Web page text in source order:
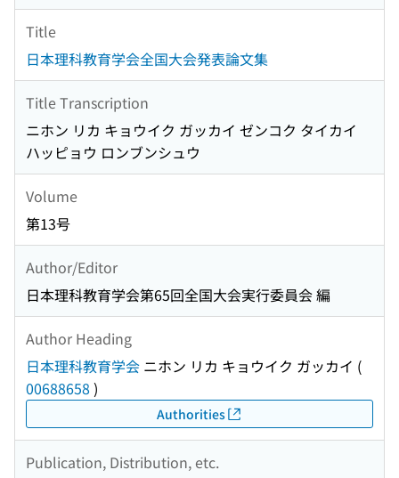
Title
日本理科教育学会全国大会発表論文集
Title Transcription
ニホン リカ キョウイク ガッカイ ゼンコク タイカイ
ハッピョウ ロンブンシュウ
Volume
第13号
Author/Editor
日本理科教育学会第65回全国大会実行委員会 編
Author Heading
日本理科教育学会 ニホン リカ キョウイク ガッカイ (
00688658 )
Authorities
Publication, Distribution, etc.